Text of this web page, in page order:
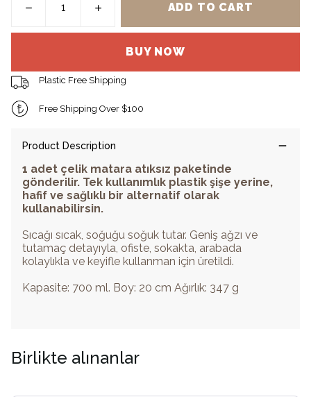
ADD TO CART
BUY NOW
Plastic Free Shipping
Free Shipping Over $100
Product Description
1 adet çelik matara atıksız paketinde
gönderilir. Tek kullanımlık plastik şişe yerine,
hafif ve sağlıklı bir alternatif olarak
kullanabilirsin.
Sıcağı sıcak, soğuğu soğuk tutar. Geniş ağzı ve
tutamaç detayıyla, ofiste, sokakta, arabada
kolaylıkla ve keyifle kullanman için üretildi.
Kapasite: 700 ml. Boy: 20 cm Ağırlık: 347 g
Birlikte alınanlar